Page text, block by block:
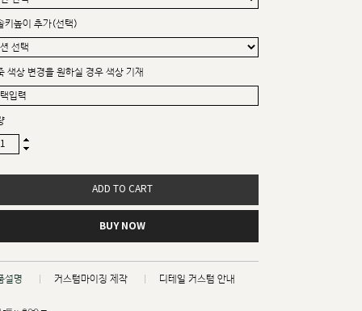
키높이 추가(선택)
색상 변경을 원하실 경우 색상 기재
ADD TO CART
BUY NOW
설명 커스텀마이징 제작 디테일 커스텀 안내